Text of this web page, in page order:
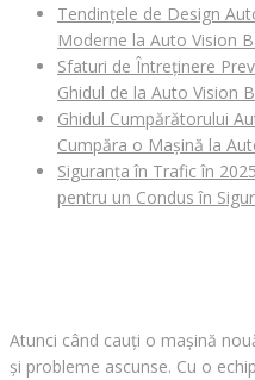
Tendințele de Design
Moderne la Auto Vision
Sfaturi de Întreținere
Ghidul de la Auto Vision
Ghidul Cumpărătorului
Cumpăra o Mașină la
Siguranța în Trafic în
pentru un Condus în
Atunci când cauți o mașină
și probleme ascunse. Cu o